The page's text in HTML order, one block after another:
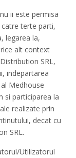
ii este permisa
terte parti,
legarea la,
alt context
SRL,
indepartarea
Medhouse
si participarea la
realizate prin
decat cu
SRL.
Utilizatorul